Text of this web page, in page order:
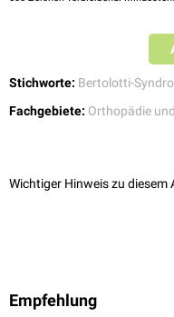
Stichworte: Bertolotti-
Fachgebiete: Orthopädie
Wichtiger Hinweis zu diesem
Empfehlung